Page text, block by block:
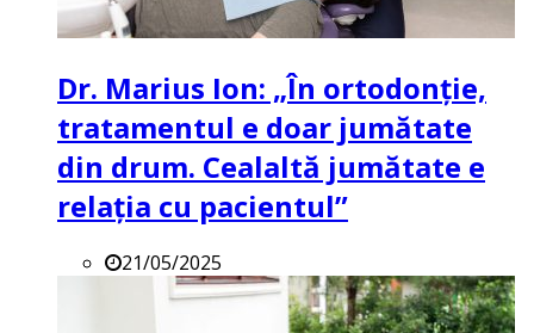
Dr. Marius Ion: „În ortodonție,
tratamentul e doar jumătate
din drum. Cealaltă jumătate e
relația cu pacientul”
21/05/2025